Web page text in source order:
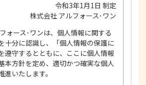
令和3年1月1日 制定
株式会社 アルフォース･ワン
ォース･ワンは、個人情報に関する
十分に認識し、「個人情報の保護に
遵守するとともに、ここに個人情報
本方針を定め、適切かつ確実な個人
いたします。